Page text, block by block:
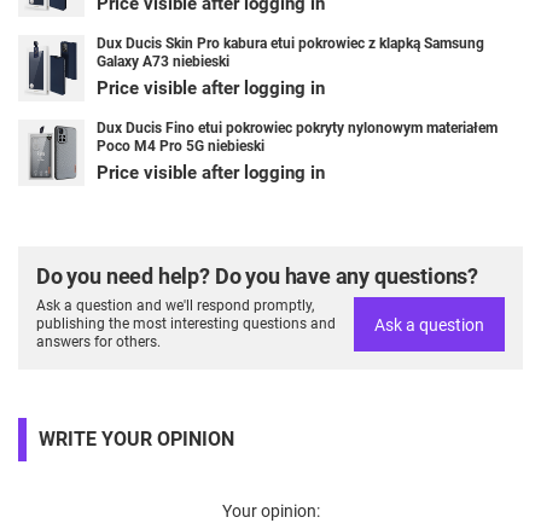
Dux Ducis Skin Pro kabura etui pokrowiec z klapką Samsung
Galaxy A73 niebieski
Price visible after logging in
Dux Ducis Fino etui pokrowiec pokryty nylonowym materiałem
Poco M4 Pro 5G niebieski
Price visible after logging in
Do you need help? Do you have any questions?
Ask a question and we'll respond promptly,
publishing the most interesting questions and
answers for others.
Ask a question
WRITE YOUR OPINION
Your opinion: